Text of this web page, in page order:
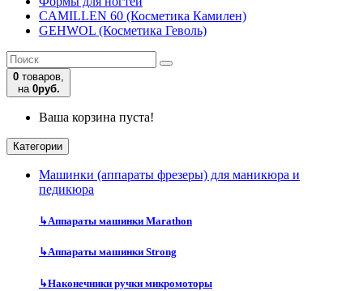
CAMILLEN 60 (Косметика Камилен)
GEHWOL (Косметика Геволь)
0 товаров,
на 0руб.
Ваша корзина пуста!
Категории
Машинки (аппараты фрезеры) для маникюра и
педикюра
↳Аппараты машинки Marathon
↳Аппараты машинки Strong
↳Наконечники ручки микромоторы